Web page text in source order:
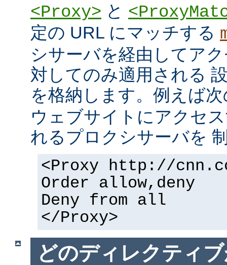
<Proxy> と
定の URL にマッチする
シサーバを経由してア
対してのみ適用される
を格納します。例えば
ウェブサイトにアクセ
れるプロクシサーバを
<Proxy http://
Order allow,deny
Deny from all
</Proxy>
どのディレクティ